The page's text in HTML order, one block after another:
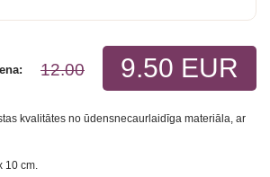
9.50 EUR
12.00
kvalitātes no ūdensnecaurlaidīga materiāla, ar
10 cm.